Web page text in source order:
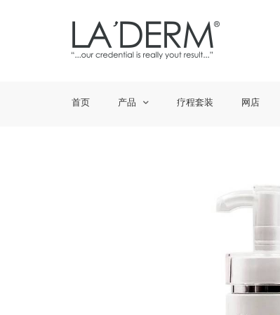
首页 产品 疗程套装 网店